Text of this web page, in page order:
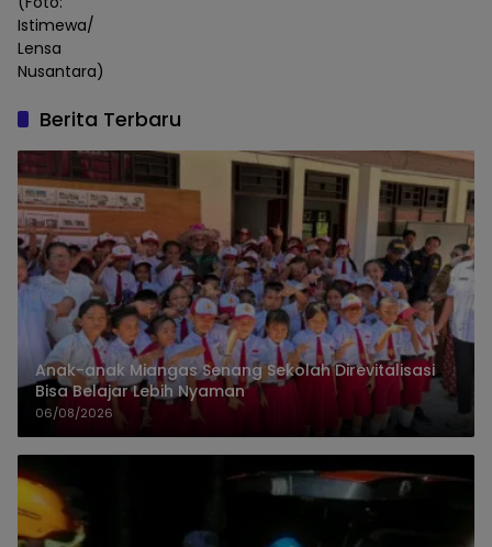
Istimewa/
Lensa
Nusantara)
Berita Terbaru
Anak-anak Miangas Senang Sekolah Direvitalisasi
Bisa Belajar Lebih Nyaman
06/08/2026